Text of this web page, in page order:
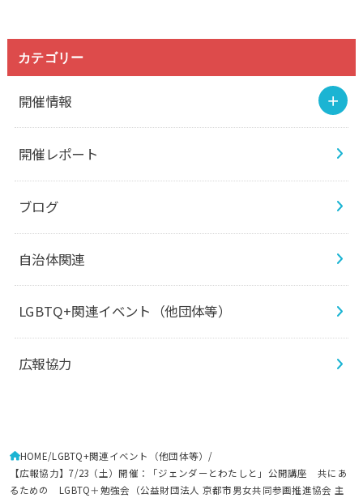
カテゴリー
開催情報
開催レポート
ブログ
自治体関連
LGBTQ+関連イベント（他団体等）
広報協力
HOME LGBTQ+関連イベント（他団体等）
【広報協力】7/23（土）開催：「ジェンダーとわたしと」公開講座 共にあ
るための LGBTQ＋勉強会（公益財団法人 京都市男女共同参画推進協会 主